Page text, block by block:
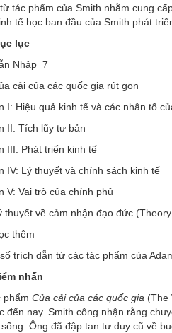
tác phẩm của Smith nhằm cung
tế học ban đầu của Smith phát
lục
Nhập 7
cải của các quốc gia rút gọn
I: Hiệu quả kinh tế và các nhân tố
II: Tích lũy tư bản
III: Phát triển kinh tế
IV: Lý thuyết và chính sách kinh tế
V: Vai trò của chính phủ
thuyết về cảm nhận đạo đức
thêm
trích dẫn từ các tác phẩm của
nhấn
phẩm Của cải của các quốc gia (The
đến nay. Smith công nhận rằng
sống. Ông đã đập tan tư duy cũ về